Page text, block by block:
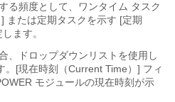
る頻度として、ワンタイム タスク
または定期タスクを示す [定期
ます。
、ドロップダウンリストを使用し
。[現在時刻（Current Time）] フィ
モジュールの現在時刻が示